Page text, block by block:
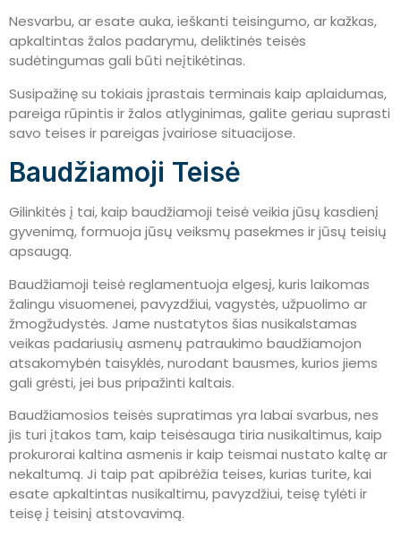
Nesvarbu, ar esate auka, ieškanti teisingumo, ar kažkas,
apkaltintas žalos padarymu, deliktinės teisės
sudėtingumas gali būti neįtikėtinas.
Susipažinę su tokiais įprastais terminais kaip aplaidumas,
pareiga rūpintis ir žalos atlyginimas, galite geriau suprasti
savo teises ir pareigas įvairiose situacijose.
Baudžiamoji Teisė
Gilinkitės į tai, kaip baudžiamoji teisė veikia jūsų kasdienį
gyvenimą, formuoja jūsų veiksmų pasekmes ir jūsų teisių
apsaugą.
Baudžiamoji teisė reglamentuoja elgesį, kuris laikomas
žalingu visuomenei, pavyzdžiui, vagystės, užpuolimo ar
žmogžudystės. Jame nustatytos šias nusikalstamas
veikas padariusių asmenų patraukimo baudžiamojon
atsakomybėn taisyklės, nurodant bausmes, kurios jiems
gali grėsti, jei bus pripažinti kaltais.
Baudžiamosios teisės supratimas yra labai svarbus, nes
jis turi įtakos tam, kaip teisėsauga tiria nusikaltimus, kaip
prokurorai kaltina asmenis ir kaip teismai nustato kaltę ar
nekaltumą. Ji taip pat apibrėžia teises, kurias turite, kai
esate apkaltintas nusikaltimu, pavyzdžiui, teisę tylėti ir
teisę į teisinį atstovavimą.